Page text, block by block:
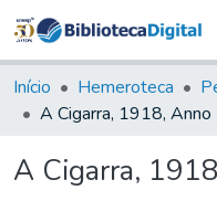
Início Hemeroteca
A Cigarra,